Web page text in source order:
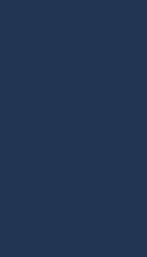
hyperlien
s'ouvrira